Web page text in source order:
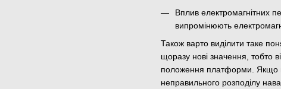
Вплив електромагнітних
випромінюють
Також варто виділити таке
щоразу нові значення, тобто
положення платформи. Якщо
неправильного розподілу